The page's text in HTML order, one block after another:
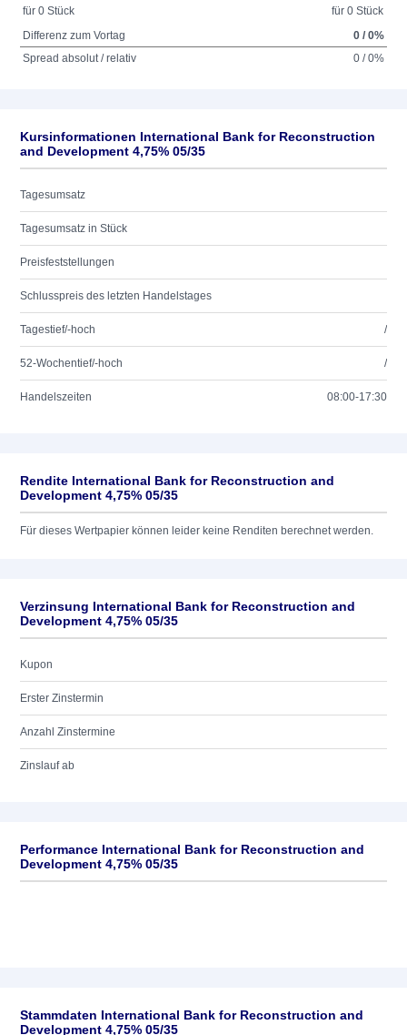
für 0 Stück
für 0 Stück
Differenz zum Vortag
0 / 0%
Spread absolut / relativ
0 / 0%
Kursinformationen International Bank for Reconstruction
and Development 4,75% 05/35
Tagesumsatz
Tagesumsatz in Stück
Preisfeststellungen
Schlusspreis des letzten Handelstages
Tagestief/-hoch /
52-Wochentief/-hoch /
Handelszeiten 08:00-17:30
Rendite International Bank for Reconstruction and
Development 4,75% 05/35
Für dieses Wertpapier können leider keine Renditen berechnet werden.
Verzinsung International Bank for Reconstruction and
Development 4,75% 05/35
Kupon
Erster Zinstermin
Anzahl Zinstermine
Zinslauf ab
Performance International Bank for Reconstruction and
Development 4,75% 05/35
Stammdaten International Bank for Reconstruction and
Development 4,75% 05/35